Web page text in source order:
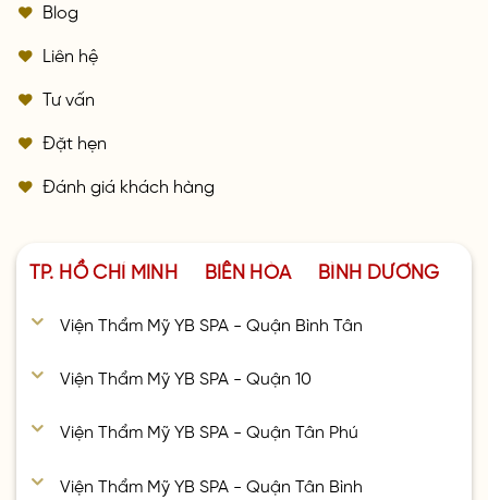
Blog
Liên hệ
Tư vấn
Đặt hẹn
Đánh giá khách hàng
TP. HỒ CHÍ MINH BIÊN HÒA BÌNH DƯƠNG
Viện Thẩm Mỹ YB SPA - Quận Bình Tân
Viện Thẩm Mỹ YB SPA - Quận 10
Viện Thẩm Mỹ YB SPA - Quận Tân Phú
Viện Thẩm Mỹ YB SPA - Quận Tân Bình